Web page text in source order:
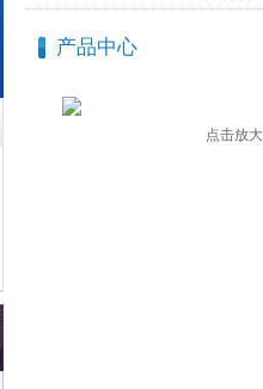
产品中心
点击放大